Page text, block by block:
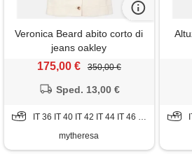
Veronica Beard abito corto di
jeans oakley
175,00 € 350,00 €
Sped. 13,00 €
IT 36 IT 40 IT 42 IT 44 IT 46 IT 48 IT 50 IT 52
mytheresa